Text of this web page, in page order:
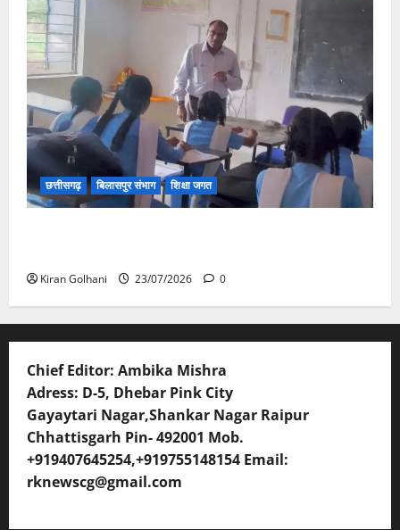
छत्तीसगढ़ बिलासपुर संभाग शिक्षा जगत
Kiran Golhani 23/07/2026 0
Chief Editor: Ambika Mishra
Adress: D-5, Dhebar Pink City
Gayaytari Nagar,Shankar Nagar Raipur
Chhattisgarh Pin- 492001 Mob.
+919407645254,+919755148154 Email:
rknewscg@gmail.com